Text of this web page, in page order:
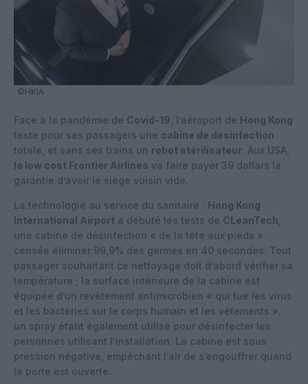
©HKIA
Face à la pandémie de Covid-19 , l’aéroport de Hong Kong
teste pour ses passagers une cabine de désinfection
totale, et sans ses trains un robot stérilisateur. Aux USA,
la low cost Frontier Airlines va faire payer 39 dollars la
garantie d’avoir le siège voisin vide.
La technologie au service du sanitaire : Hong Kong
International Airport a débuté les tests de CLeanTech
une cabine de désinfection « de la tête aux pieds »
censée éliminer 99,9% des germes en 40 secondes. Tout
passager souhaitant ce nettoyage doit d’abord vérifier sa
température ; la surface intérieure de la cabine est
équipée d’un revêtement antimicrobien « qui tue les virus
et les bactéries sur le corps humain et les vêtements »,
un spray étant également utilisé pour désinfecter les
personnes utilisant l’installation. La cabine est sous
pression négative, empêchant l’air de s’engouffrer quand
la porte est ouverte.